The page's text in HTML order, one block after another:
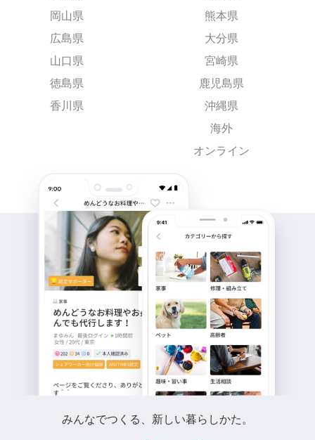
岡山県
広島県
山口県
徳島県
香川県
熊本県
大分県
宮崎県
鹿児島県
沖縄県
海外
オンライン
みんなでつくる、新しい暮らしかた。